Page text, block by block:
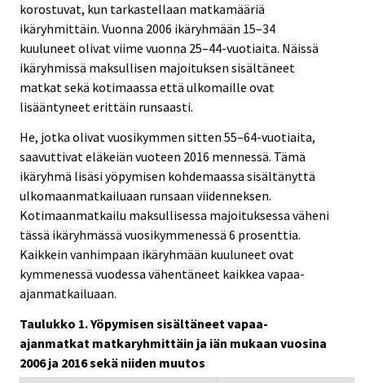
korostuvat, kun tarkastellaan matkamääriä
ikäryhmittäin. Vuonna 2006 ikäryhmään 15–34
kuuluneet olivat viime vuonna 25–44-vuotiaita. Näissä
ikäryhmissä maksullisen majoituksen sisältäneet
matkat sekä kotimaassa että ulkomaille ovat
lisääntyneet erittäin runsaasti.
He, jotka olivat vuosikymmen sitten 55–64-vuotiaita,
saavuttivat eläkeiän vuoteen 2016 mennessä. Tämä
ikäryhmä lisäsi yöpymisen kohdemaassa sisältänyttä
ulkomaanmatkailuaan runsaan viidenneksen.
Kotimaanmatkailu maksullisessa majoituksessa väheni
tässä ikäryhmässä vuosikymmenessä 6 prosenttia.
Kaikkein vanhimpaan ikäryhmään kuuluneet ovat
kymmenessä vuodessa vähentäneet kaikkea vapaa-
ajanmatkailuaan.
Taulukko 1. Yöpymisen sisältäneet vapaa-
ajanmatkat matkaryhmittäin ja iän mukaan vuosina
2006 ja 2016 sekä niiden muutos